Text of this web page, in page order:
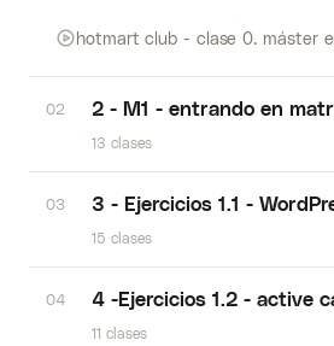
hotmart club - clase 0. máster
02 2 - M1 - entrando en
13 clases
03 3 - Ejercicios 1.1 -
15 clases
04 4 -Ejercicios 1.2 - active
11 clases